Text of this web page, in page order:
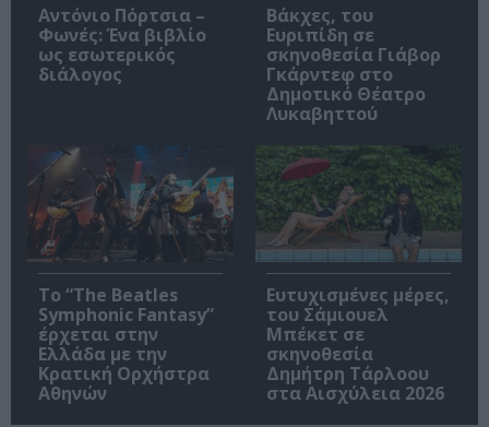
Αντόνιο Πόρτσια –
Φωνές: Ένα βιβλίο
ως εσωτερικός
διάλογος
Βάκχες, του
Ευριπίδη σε
σκηνοθεσία Γιάβορ
Γκάρντεφ στο
Δημοτικό Θέατρο
Λυκαβηττού
Το “The Beatles
Symphonic Fantasy”
έρχεται στην
Ελλάδα με την
Κρατική Ορχήστρα
Αθηνών
Ευτυχισμένες μέρες,
του Σάμιουελ
Μπέκετ σε
σκηνοθεσία
Δημήτρη Τάρλοου
στα Αισχύλεια 2026